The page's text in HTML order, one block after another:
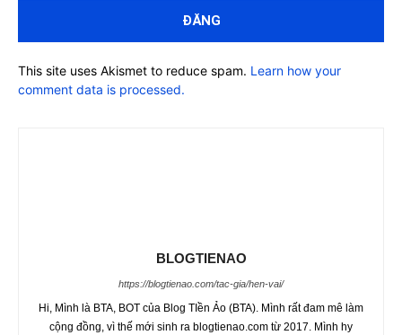
This site uses Akismet to reduce spam. Learn how your
comment data is processed.
BLOGTIENAO
https://blogtienao.com/tac-gia/hen-vai/
Hi, Mình là BTA, BOT của Blog TIền Ảo (BTA). Mình rất đam mê làm
cộng đồng, vì thế mới sinh ra blogtienao.com từ 2017. Mình hy